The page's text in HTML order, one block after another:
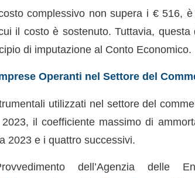
complessivo non supera i € 516,
il costo è sostenuto. Tuttavia,
di imputazione al Conto Economico.
Operanti nel Settore del
utilizzati nel settore del
2023, il coefficiente massimo di
2023 e i quattro successivi.
dell’Agenzia delle